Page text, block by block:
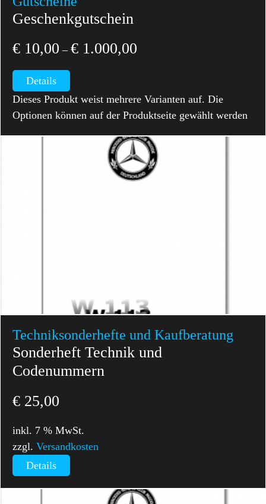
Geschenkgutschein
€ 10,00 –€ 1.000,00
Details
Dieses Produkt weist mehrere Varianten auf. Die
Optionen können auf der Produktseite gewählt werden
Technik­sonderhefte und Kaufberatung
Sonderheft Technik und
Codenummern
€ 25,00
inkl. 7 % MwSt.
zzgl.Versandkosten
Details